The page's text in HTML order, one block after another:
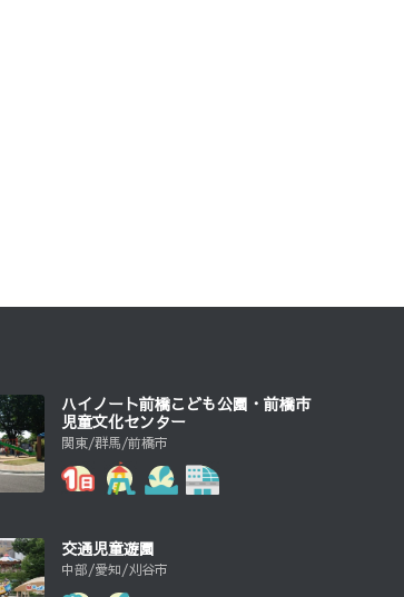
ハイノート前橋こども公園・前橋市
児童文化センター
関東/群馬/前橋市
交通児童遊園
中部/愛知/刈谷市